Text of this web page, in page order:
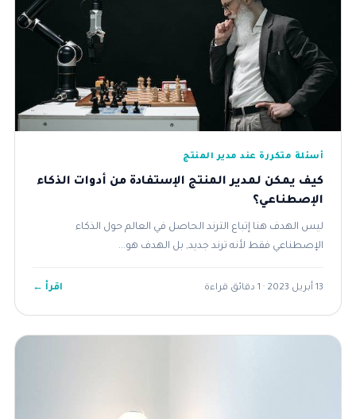
أسئلة متكررة عند مدير المنتج
كيف يمكن لمدير المنتج الإستفادة من أدوات الذكاء
الإصطناعي؟
ليس الهدف هنا إتباع الترند الحاصل في العالم حول الذكاء
الإصطناعي فقط لأنه ترند جديد, بل الهدف هو...
13 أبريل 2023 · 1 دقائق قراءة اقرأ ←